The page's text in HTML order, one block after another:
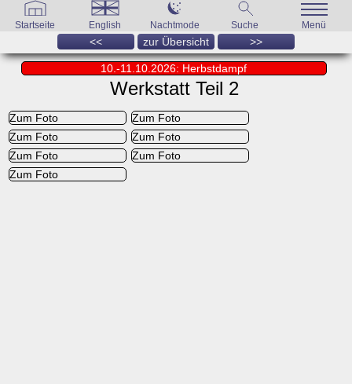
Startseite English Nachtmode Suche Menü
<< zur Übersicht >>
10.-11.10.2026: Herbstdampf
Werkstatt Teil 2
Zum Foto
Zum Foto
Zum Foto
Zum Foto
Zum Foto
Zum Foto
Zum Foto